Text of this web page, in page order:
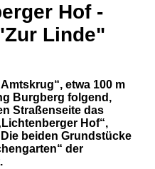
Hof -
Linde"
etwa 100 m
Burgberg folgend,
Straßenseite das
Hof“,
beiden Grundstücke
der